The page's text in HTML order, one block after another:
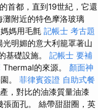
首都，直到19世紀，它還
附近的特色摩洛玻璃
媽用毛氈 記帳士 考古題
光明媚的意大利籠罩著山
基礎設施。 記帳士 要補
Thermal的來源。 顏面神
。 菲律賓簽證 自助式餐
，對比的油漆質量油漆
面孔。 絲帶甜甜圈，英